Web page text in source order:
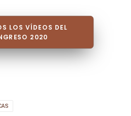
LOS VÍDEOS DEL
2020